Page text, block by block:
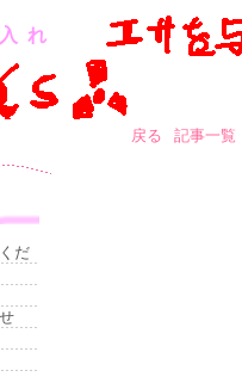
れ
戻る 記事一覧
だ